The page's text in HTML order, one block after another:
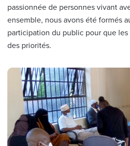
passionnée de personnes vivant
ensemble, nous avons été formés
participation du public pour que
des priorités.